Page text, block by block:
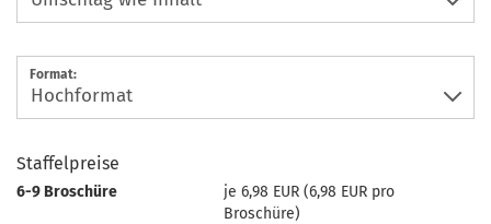
Format:
Staffelpreise
6-9 Broschüre
je 6,98 EUR (6,98 EUR pro
Broschüre)